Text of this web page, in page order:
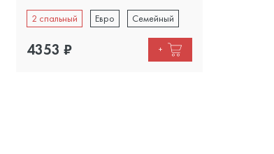
2 спальный Евро Семейный
4353 ₽ +